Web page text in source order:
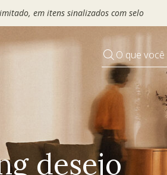
30% OFF*: useMOVEL30, TEXTIL30 OU
O que